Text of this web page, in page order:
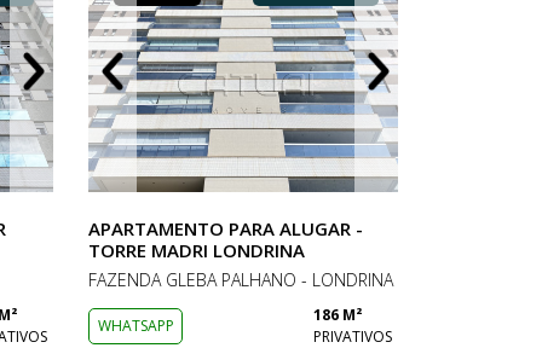
APARTAMENTO PARA ALUGAR -
TORRE MADRI LONDRINA
FAZENDA GLEBA PALHANO - LONDRINA
WHATSAPP
186 M²
PRIVATIVOS